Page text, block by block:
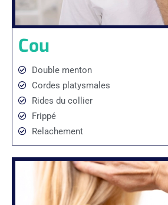
Cou
Double menton
Cordes platysmales
Rides du collier
Frippé
Relachement